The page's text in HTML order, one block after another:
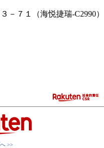
－７１（海悦捷瑞-C2990）
>>